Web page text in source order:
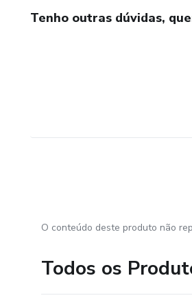
Tenho outras dúvidas,
O conteúdo deste produto não
Todos os